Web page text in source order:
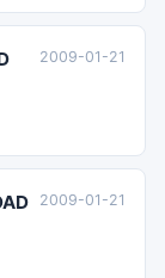
2009-01-21
2009-01-21